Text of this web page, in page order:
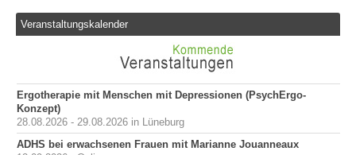
Veranstaltungskalender
Ergotherapie mit Menschen mit Depressionen (PsychErgo-
Konzept)
28.08.2026 - 29.08.2026 in Lüneburg
ADHS bei erwachsenen Frauen mit Marianne Jouanneaux